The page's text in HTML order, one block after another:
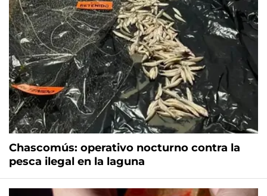
Chascomús: operativo nocturno contra la
pesca ilegal en la laguna